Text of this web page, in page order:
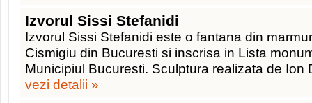
Izvorul Sissi Stefanidi
Izvorul Sissi Stefanidi este o fantana din
Cismigiu din Bucuresti si inscrisa in Lista
Municipiul Bucuresti. Sculptura realizata de Ion
vezi detalii »